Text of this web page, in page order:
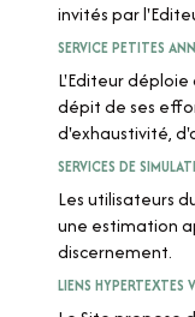
invités par
SERVICE PETITES
L'Editeur
dépit de ses
d'exhaustivité,
SERVICES DE
Les utilisateurs
une estimation
discernement.
LIENS HYPERTEXTES